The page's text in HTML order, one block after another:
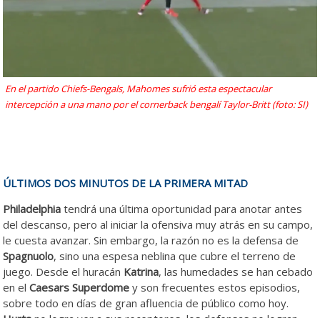
En el partido Chiefs-Bengals, Mahomes sufrió esta espectacular
intercepción a una mano por el cornerback bengalí Taylor-Britt (foto: SI)
ÚLTIMOS DOS MINUTOS DE LA PRIMERA MITAD
Philadelphia tendrá una última oportunidad para anotar antes
del descanso, pero al iniciar la ofensiva muy atrás en su campo,
le cuesta avanzar. Sin embargo, la razón no es la defensa de
Spagnuolo, sino una espesa neblina que cubre el terreno de
juego. Desde el huracán Katrina, las humedades se han cebado
en elCaesars Superdome y son frecuentes estos episodios,
sobre todo en días de gran afluencia de público como hoy.